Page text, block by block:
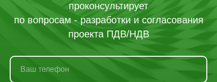
проконсультирует
по вопросам - разработки и согласования
проекта ПДВ/НДВ